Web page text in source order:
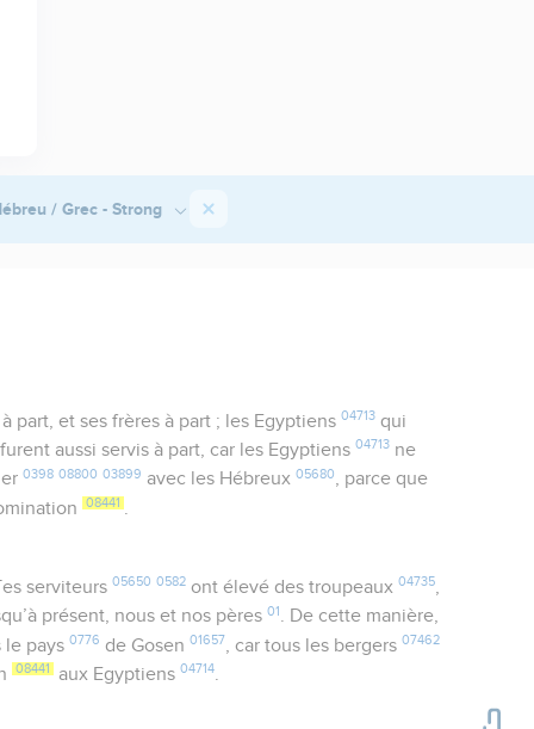
/ Grec - Strong
part, et ses frères à part ; les Egyptiens 04713qui
aussi servis à part, car les Egyptiens04713 ne
0398 08800 03899 avec les Hébreux05680, parce que
08441
serviteurs 05650 0582ont élevé des troupeaux 04735,
présent, nous et nos pères01 . De cette manière,
le pays0776 de Gosen01657 , car tous les bergers07462
08441 aux Egyptiens04714.